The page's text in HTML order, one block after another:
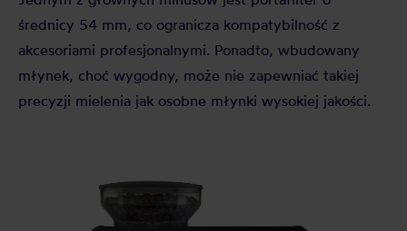
średnicy 54 mm, co ogranicza kompatybilność z
akcesoriami profesjonalnymi. Ponadto, wbudowany
młynek, choć wygodny, może nie zapewniać takiej
precyzji mielenia jak osobne młynki wysokiej jakości.